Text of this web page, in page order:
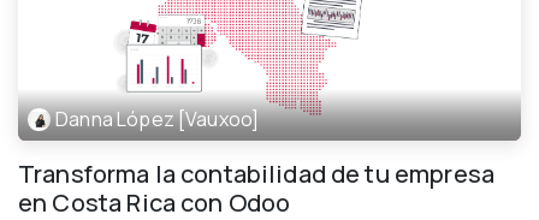
Danna López [Vauxoo]
Transforma la contabilidad de tu empresa
en Costa Rica con Odoo